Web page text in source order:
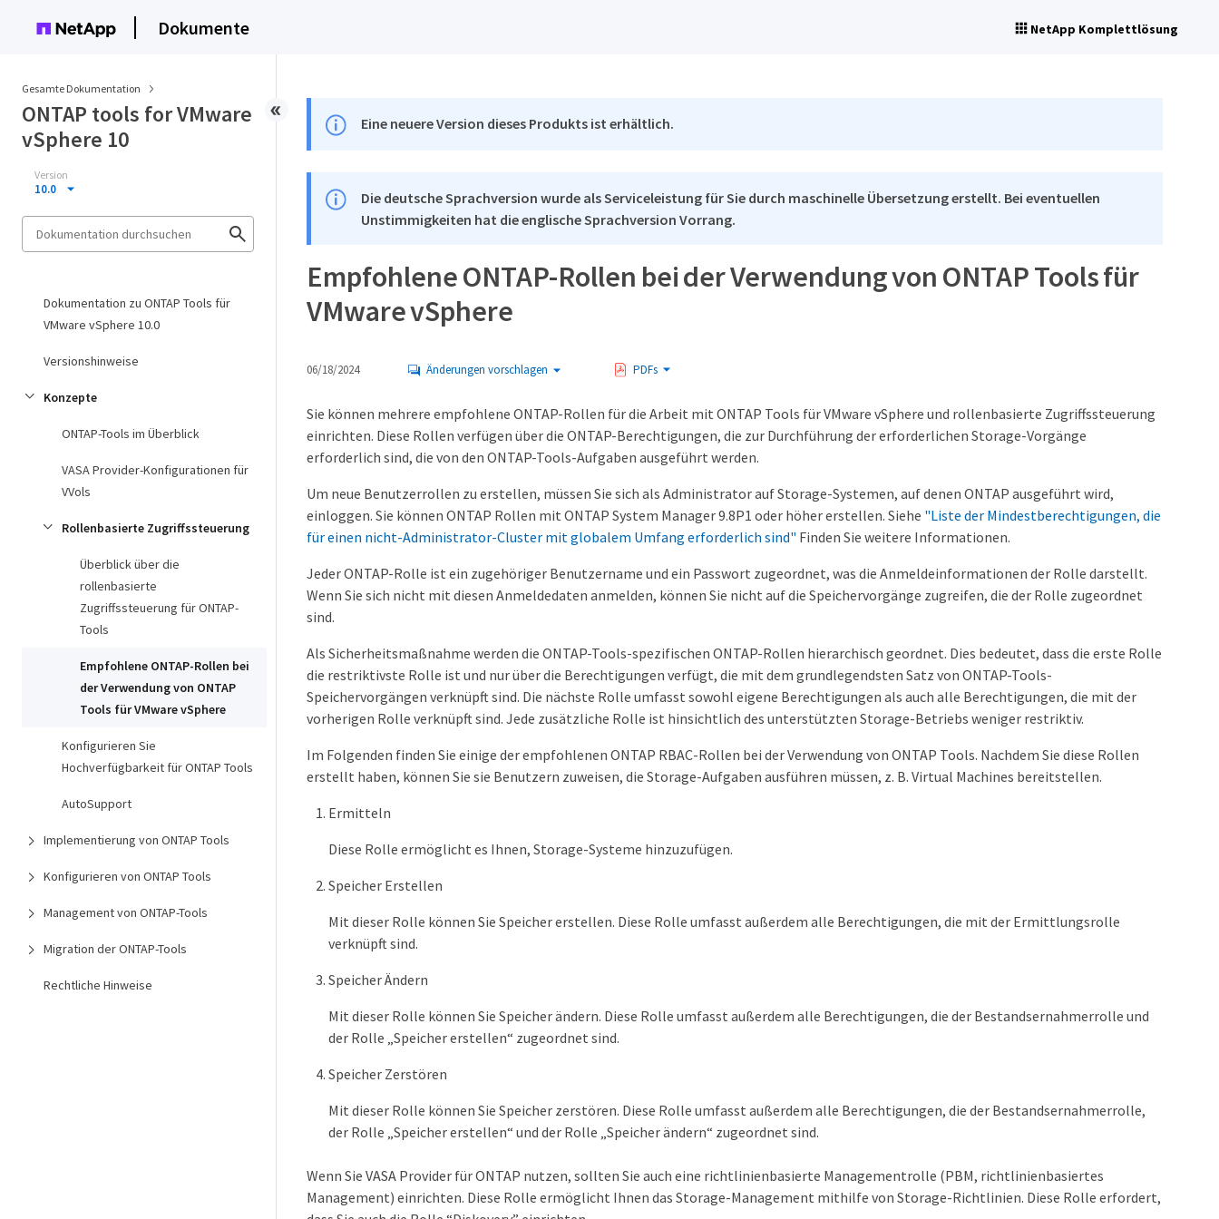
Dokumente NetApp Komplettlösung
Gesamte Dokumentation
ONTAP tools for VMware
vSphere 10
Version
10.0
Dokumentation zu ONTAP Tools für
VMware vSphere 10.0
Versionshinweise
Konzepte
ONTAP-Tools im Überblick
VASA Provider-Konfigurationen für
VVols
Rollenbasierte Zugriffssteuerung
Überblick über die
rollenbasierte
Zugriffssteuerung für ONTAP-
Tools
Empfohlene ONTAP-Rollen bei
der Verwendung von ONTAP
Tools für VMware vSphere
Konfigurieren Sie
Hochverfügbarkeit für ONTAP Tools
AutoSupport
Implementierung von ONTAP Tools
Konfigurieren von ONTAP Tools
Management von ONTAP-Tools
Migration der ONTAP-Tools
Rechtliche Hinweise
Eine neuere Version dieses Produkts ist erhältlich.
Die deutsche Sprachversion wurde als Serviceleistung für Sie durch maschinelle Übersetzung erstellt. Bei eventuellen
Unstimmigkeiten hat die englische Sprachversion Vorrang.
Empfohlene ONTAP-Rollen bei der Verwendung von ONTAP Tools für
VMware vSphere
06/18/2024 Änderungen vorschlagen PDFs
Sie können mehrere empfohlene ONTAP-Rollen für die Arbeit mit ONTAP Tools für VMware vSphere und rollenbasierte Zugriffssteuerung
einrichten. Diese Rollen verfügen über die ONTAP-Berechtigungen, die zur Durchführung der erforderlichen Storage-Vorgänge
erforderlich sind, die von den ONTAP-Tools-Aufgaben ausgeführt werden.
Um neue Benutzerrollen zu erstellen, müssen Sie sich als Administrator auf Storage-Systemen, auf denen ONTAP ausgeführt wird,
einloggen. Sie können ONTAP Rollen mit ONTAP System Manager 9.8P1 oder höher erstellen. Siehe "Liste der Mindestberechtigungen, die
für einen nicht-Administrator-Cluster mit globalem Umfang erforderlich sind" Finden Sie weitere Informationen.
Jeder ONTAP-Rolle ist ein zugehöriger Benutzername und ein Passwort zugeordnet, was die Anmeldeinformationen der Rolle darstellt.
Wenn Sie sich nicht mit diesen Anmeldedaten anmelden, können Sie nicht auf die Speichervorgänge zugreifen, die der Rolle zugeordnet
sind.
Als Sicherheitsmaßnahme werden die ONTAP-Tools-spezifischen ONTAP-Rollen hierarchisch geordnet. Dies bedeutet, dass die erste Rolle
die restriktivste Rolle ist und nur über die Berechtigungen verfügt, die mit dem grundlegendsten Satz von ONTAP-Tools-
Speichervorgängen verknüpft sind. Die nächste Rolle umfasst sowohl eigene Berechtigungen als auch alle Berechtigungen, die mit der
vorherigen Rolle verknüpft sind. Jede zusätzliche Rolle ist hinsichtlich des unterstützten Storage-Betriebs weniger restriktiv.
Im Folgenden finden Sie einige der empfohlenen ONTAP RBAC-Rollen bei der Verwendung von ONTAP Tools. Nachdem Sie diese Rollen
erstellt haben, können Sie sie Benutzern zuweisen, die Storage-Aufgaben ausführen müssen, z. B. Virtual Machines bereitstellen.
Ermitteln
Diese Rolle ermöglicht es Ihnen, Storage-Systeme hinzuzufügen.
Speicher Erstellen
Mit dieser Rolle können Sie Speicher erstellen. Diese Rolle umfasst außerdem alle Berechtigungen, die mit der Ermittlungsrolle
verknüpft sind.
Speicher Ändern
Mit dieser Rolle können Sie Speicher ändern. Diese Rolle umfasst außerdem alle Berechtigungen, die der Bestandsernahmerrolle und
der Rolle „Speicher erstellen“ zugeordnet sind.
Speicher Zerstören
Mit dieser Rolle können Sie Speicher zerstören. Diese Rolle umfasst außerdem alle Berechtigungen, die der Bestandsernahmerrolle,
der Rolle „Speicher erstellen“ und der Rolle „Speicher ändern“ zugeordnet sind.
Wenn Sie VASA Provider für ONTAP nutzen, sollten Sie auch eine richtlinienbasierte Managementrolle (PBM, richtlinienbasiertes
Management) einrichten. Diese Rolle ermöglicht Ihnen das Storage-Management mithilfe von Storage-Richtlinien. Diese Rolle erfordert,